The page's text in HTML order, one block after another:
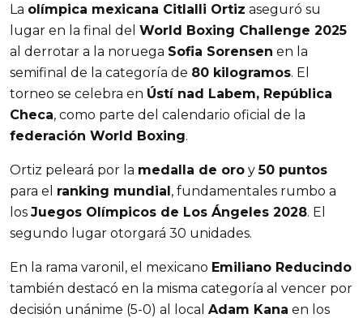
La olímpica mexicana Citlalli Ortiz aseguró su
lugar en la final del World Boxing Challenge 2025
al derrotar a la noruega Sofia Sorensen en la
semifinal de la categoría de 80 kilogramos. El
torneo se celebra en Ústí nad Labem, República
Checa
federación World Boxing.
Ortiz peleará por la medalla de oro y 50 puntos
para el ranking mundial, fundamentales rumbo a
los Juegos Olímpicos de Los Ángeles 2028. El
segundo lugar otorgará 30 unidades.
En la rama varonil, el mexicano Emiliano Reducindo
también destacó en la misma categoría al vencer por
decisión unánime (5-0) al local Adam Kana en los